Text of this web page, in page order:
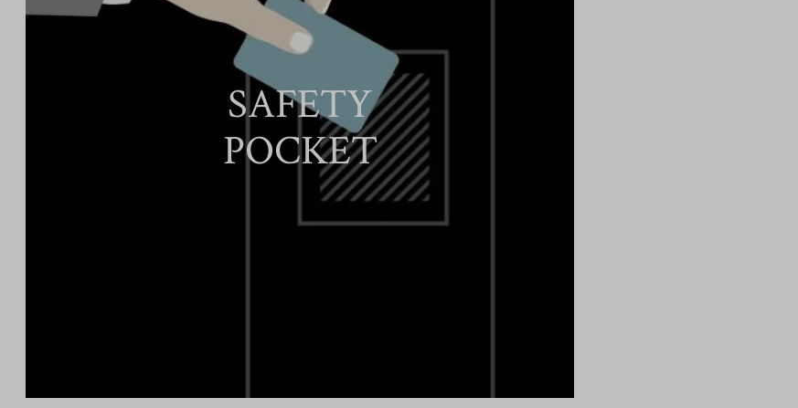
SAFETY
POCKET